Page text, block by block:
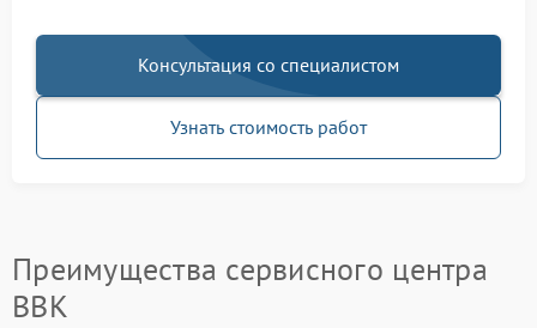
Консультация со специалистом
Узнать стоимость работ
Преимущества сервисного центра
BBK